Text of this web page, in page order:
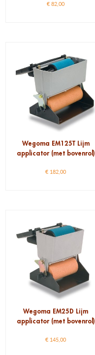
€ 82,00
Wegoma EM125T Lijm
applicator (met bovenrol)
€ 182,00
Wegoma EM25D Lijm
applicator (met bovenrol)
€ 145,00